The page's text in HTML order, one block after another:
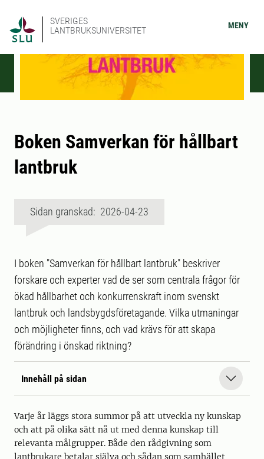
SVERIGES
LANTBRUKSUNIVERSITET
MENY
Boken Samverkan för hållbart
lantbruk
Sidan granskad: 2026-04-23
I boken "Samverkan för hållbart lantbruk" beskriver
forskare och experter vad de ser som centrala frågor för
ökad hållbarhet och konkurrenskraft inom svenskt
lantbruk och landsbygdsföretagande. Vilka utmaningar
och möjligheter finns, och vad krävs för att skapa
förändring i önskad riktning?
Innehåll på sidan
Varje år läggs stora summor på att utveckla ny kunskap
och att på olika sätt nå ut med denna kunskap till
relevanta målgrupper. Både den rådgivning som
lantbrukare betalar själva och sådan som samhället